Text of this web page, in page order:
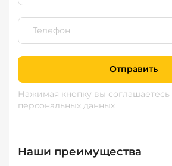
Отправить
Нажимая кнопку вы соглашаетесь
персональных данных
Наши преимущества